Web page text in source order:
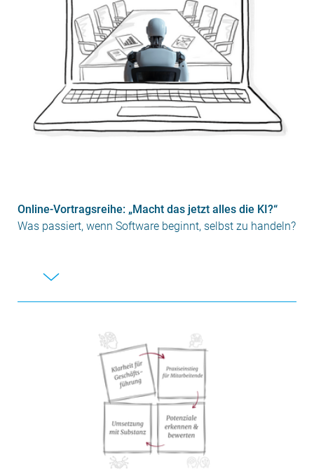
Online-Vortragsreihe: „Macht das jetzt alles die KI?“
Was passiert, wenn Software beginnt, selbst zu handeln?